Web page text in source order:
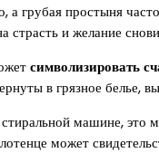
а грубая простыня
страсть и желание
символизировать
в грязное
машине, это
может